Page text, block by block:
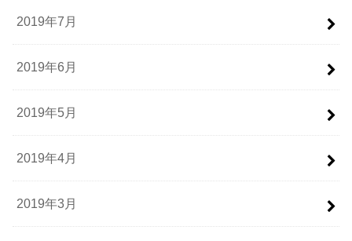
2019年7月
2019年6月
2019年5月
2019年4月
2019年3月